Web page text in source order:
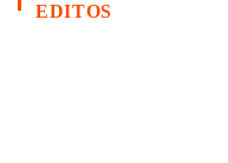
EDITOS